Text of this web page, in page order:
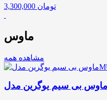
3,300,000 تومان
ماوس
مشاهده همه